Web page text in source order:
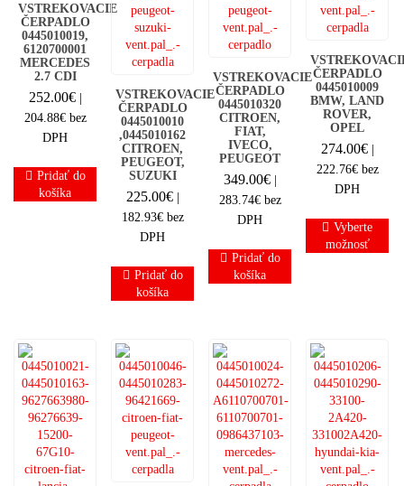
VSTREKOVACIE
ČERPADLO
0445010019,
6120700001
MERCEDES
2.7 CDI
252.00€
204.88€bez
DPH
Pridať do
košíka
VSTREKOVACIE
ČERPADLO
0445010010
,0445010162
CITROEN,
PEUGEOT,
SUZUKI
225.00€
182.93€bez
DPH
Pridať do
košíka
VSTREKOVACIE
ČERPADLO
0445010320
CITROEN,
FIAT,
IVECO,
PEUGEOT
349.00€
283.74€bez
DPH
Pridať do
košíka
ČERPADLO
0445010009
BMW, LAND
ROVER,
OPEL
274.00€
222.76€bez
DPH
Vyberte
možnosť